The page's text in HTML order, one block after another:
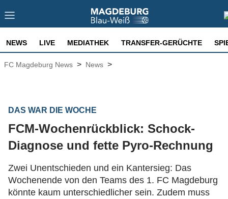
NEWS LIVE MEDIATHEK TRANSFER-GERÜCHTE
FC Magdeburg News > News >
DAS WAR DIE WOCHE
FCM-Wochenrückblick: Schock-
Diagnose und fette Pyro-Rechnung
Zwei Unentschieden und ein Kantersieg: Das
Wochenende von den Teams des 1. FC Magdeburg
könnte kaum unterschiedlicher sein. Zudem muss